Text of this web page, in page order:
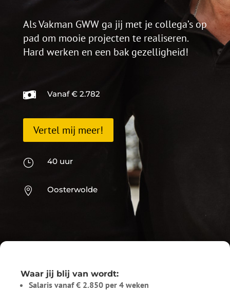
Als Vakman GWW ga jij met je collega’s op
pad om mooie projecten te realiseren.
Hard werken en een bak gezelligheid!
 Vanaf € 2.782
Vertel mij meer!
} 40 uur
 Oosterwolde
Waar jij blij van wordt:
Salaris vanaf € 2.850 per 4 weken